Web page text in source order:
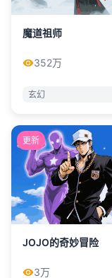
魔道祖师
352万
玄幻
更新
JOJO的奇妙冒险
3万